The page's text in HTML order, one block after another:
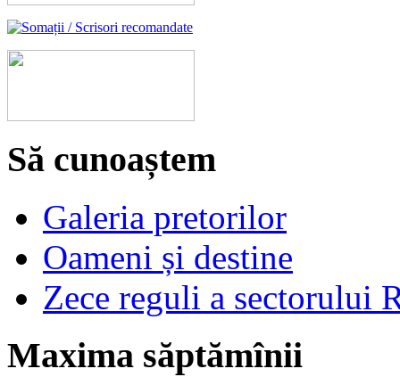
Să cunoaștem
Galeria pretorilor
Oameni și destine
Zece reguli a sectorului
Maxima săptămînii